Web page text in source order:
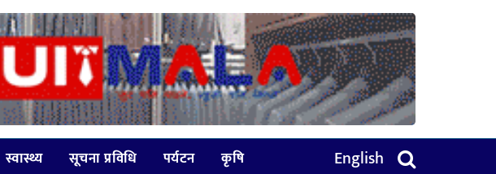
स्वास्थ्य सूचना प्रविधि पर्यटन कृषि English